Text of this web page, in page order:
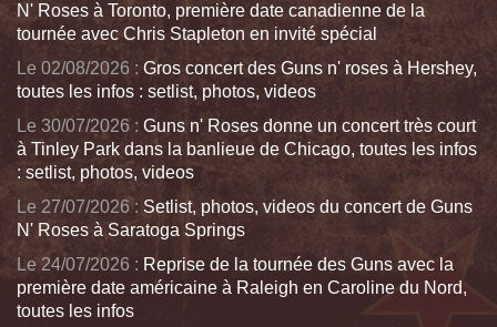
N' Roses à Toronto, première date canadienne de la
tournée avec Chris Stapleton en invité spécial
Le 02/08/2026 : Gros concert des Guns n' roses à Hershey,
toutes les infos : setlist, photos, videos
Le 30/07/2026 : Guns n' Roses donne un concert très court
à Tinley Park dans la banlieue de Chicago, toutes les infos
: setlist, photos, videos
Le 27/07/2026 : Setlist, photos, videos du concert de Guns
N' Roses à Saratoga Springs
Le 24/07/2026 : Reprise de la tournée des Guns avec la
première date américaine à Raleigh en Caroline du Nord,
toutes les infos